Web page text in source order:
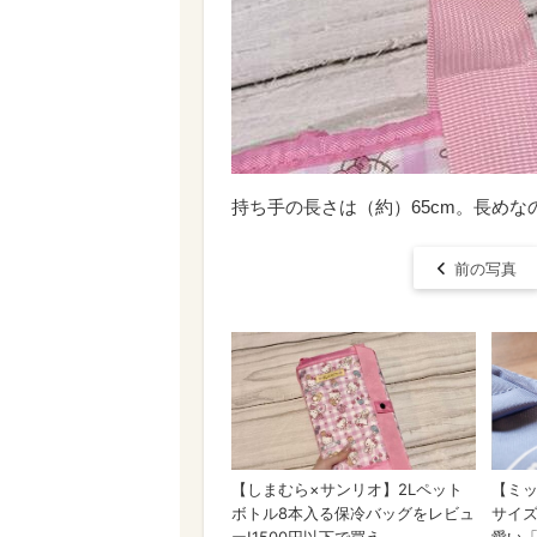
持ち手の長さは（約）65cm。長めな
前の写真